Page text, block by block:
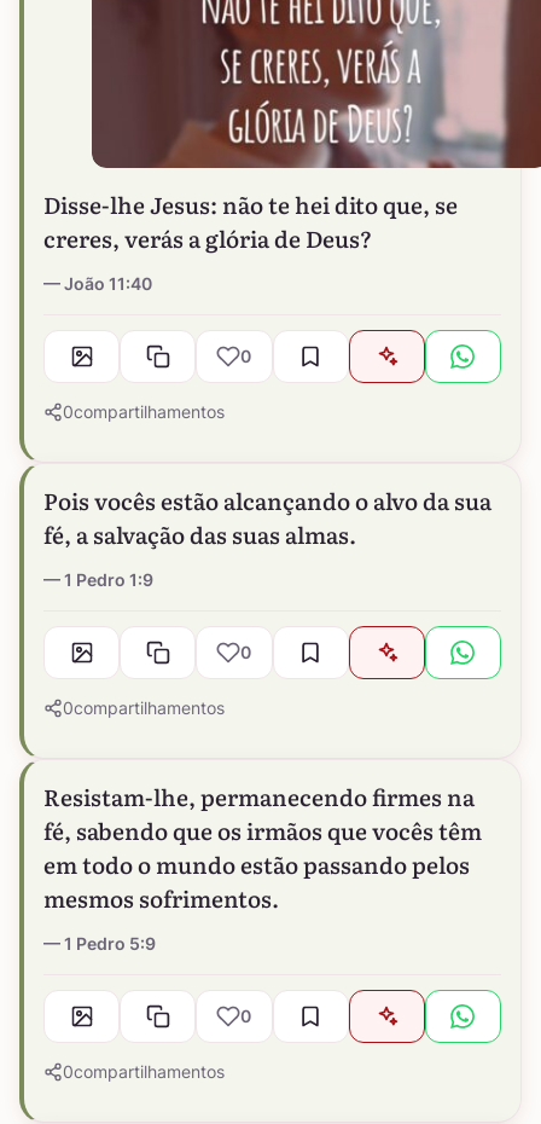
Disse-lhe Jesus: não te hei dito que, se
creres, verás a glória de Deus?
João 11:40
0
0compartilhamentos
Pois vocês estão alcançando o alvo da sua
fé, a salvação das suas almas.
1 Pedro 1:9
0
0compartilhamentos
Resistam-lhe, permanecendo firmes na
fé, sabendo que os irmãos que vocês têm
em todo o mundo estão passando pelos
mesmos sofrimentos.
1 Pedro 5:9
0
0compartilhamentos